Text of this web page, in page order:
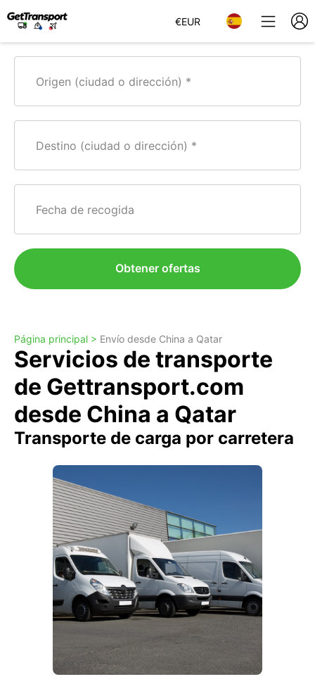
€EUR
Origen (ciudad o dirección)
Destino (ciudad o dirección)
Fecha de recogida
Obtener ofertas
Página principal > Envío desde China a Qatar
Servicios de transporte
de Gettransport.com
desde China a Qatar
Transporte de carga por carretera